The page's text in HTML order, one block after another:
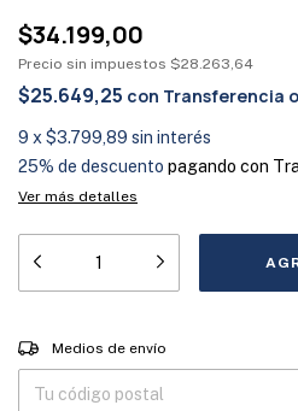
$34.199,00
Precio sin impuestos $28.263,64
$25.649,25 con Transferencia
9 x $3.799,89 sin interés
25% de descuento pagando con
Ver más detalles
Entregas para el CP:
Medios de envío